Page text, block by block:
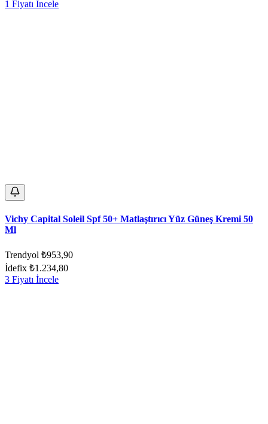
1 Fiyatı İncele
Vichy Capital Soleil Spf 50+ Matlaştırıcı Yüz Güneş Kremi 50
Ml
Trendyol ₺953,90
İdefix ₺1.234,80
3 Fiyatı İncele